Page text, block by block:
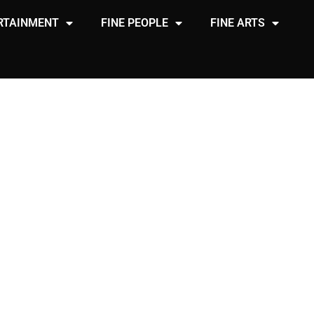
FINE PEOPLE FINE ARTS